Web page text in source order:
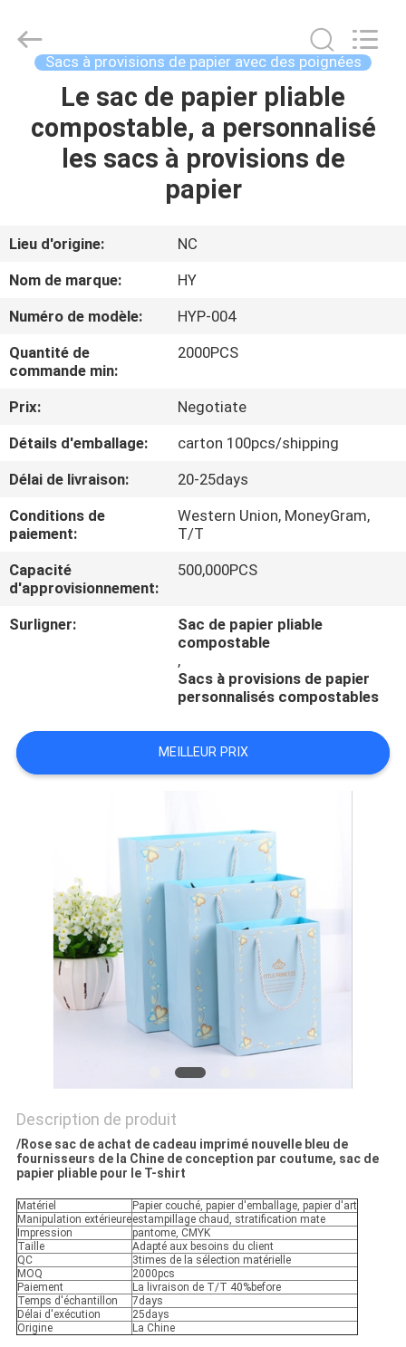
MAISON
À
PROPOS
NOUS
DE
L'USINE
CONTRÔLE
DE
QUALITÉ
CONTACTER
DEMANDEZ
NOUVELLES
Fournisseur.
Copyright
giftpackingboxes.com.
Sacs à provisions de papier avec des poignées
Le sac de papier pliable
compostable, a personnalisé
les sacs à provisions de
papier
Lieu d'origine:
NC
Nom de marque:
HY
Numéro de modèle:
HYP-004
Quantité de
commande min:
2000PCS
Prix:
Negotiate
Détails d'emballage:
carton 100pcs/shipping
Délai de livraison:
20-25days
Conditions de
paiement:
Western Union, MoneyGram,
T/T
Capacité
d'approvisionnement:
500,000PCS
Surligner:
Sac de papier pliable
compostable
,
Sacs à provisions de papier
personnalisés compostables
MEILLEUR PRIX
Description de produit
/Rose sac de achat de cadeau imprimé nouvelle bleu de
fournisseurs de la Chine de conception par coutume, sac de
papier pliable pour le T-shirt
Matériel
Papier couché, papier d'emballage, papier d'art
Manipulation extérieureestampillage chaud, stratification mate
Impression
pantome, CMYK
Taille
Adapté aux besoins du client
QC
3times de la sélection matérielle
MOQ
2000pcs
Paiement
La livraison de T/T 40%before
Temps d'échantillon
7days
Délai d'exécution
25days
Origine
La Chine